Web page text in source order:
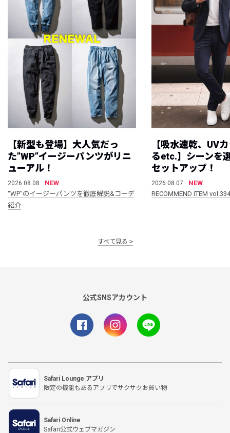
【新型も登場】大人気だっ
た”WP”イージーパンツがリニ
ューアル！
2026.08.08
NEW
“WP”のイージーパンツを徹底解説&コーデ
紹介
【吸水速乾、UV
るetc.】シーンを
セットアップ！
2026.08.07
NEW
RECOMMEND ITEM vol.334
すべて見る
公式SNSアカウント
Safari Lounge アプリ
限定の機能もあるアプリでサクサクお買い物
Safari Online
Safari公式ウェブマガジン